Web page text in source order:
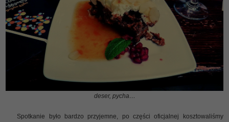
deser, pycha…
Spotkanie było bardzo przyjemne, po części oficjalnej kosztowaliśmy